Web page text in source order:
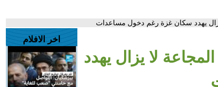
يهدد سكان غزة رغم دخول مساعدات
لا يزال يهدد
اخر الافلام